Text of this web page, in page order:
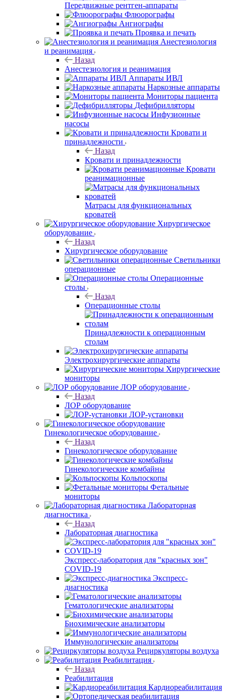
Передвижные рентген-аппараты
Флюорографы
Ангиографы
Проявка и печать
Анестезиология
и реанимация
Назад
Анестезиология и реанимация
Аппараты ИВЛ
Наркозные аппараты
Мониторы пациента
Дефибрилляторы
Инфузионные
насосы
Кровати и
принадлежности
Назад
Кровати и принадлежности
Кровати
реанимационные
Матрасы для функциональных
кроватей
Хирургическое
оборудование
Назад
Хирургическое оборудование
Светильники
операционные
Операционные
столы
Назад
Операционные столы
Принадлежности к операционным
столам
Электрохирургические аппараты
Хирургические
мониторы
ЛОР оборудование
Назад
ЛОР оборудование
ЛОР-установки
Гинекологическое оборудование
Назад
Гинекологическое оборудование
Гинекологические комбайны
Кольпоскопы
Фетальные
мониторы
Лабораторная
диагностика
Назад
Лабораторная диагностика
Экспресс-лаборатория для "красных зон"
COVID-19
Экспресс-
диагностика
Гематологические анализаторы
Биохимические анализаторы
Иммунологические анализаторы
Рециркуляторы воздуха
Реабилитация
Назад
Реабилитация
Кардиореабилитация